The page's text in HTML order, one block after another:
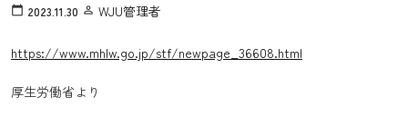
calendar_today 2023.11.30 person_outline WJU管理者
https://www.mhlw.go.jp/stf/newpage_36608.html
厚生労働省より